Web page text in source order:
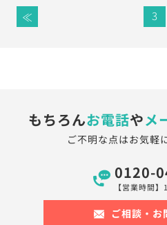
≪ 3
もちろんお電話やメ
ご不明な点はお気軽
0120-
【営業時間
ご相談・お